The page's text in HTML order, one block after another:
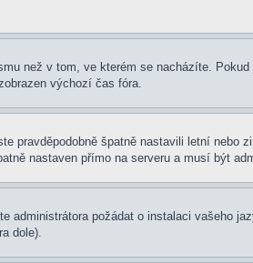
než v tom, ve kterém se nacházíte.
výchozí čas fóra.
špatně nastavili letní nebo
nastaven přímo na serveru a musí být
administrátora požádat o instalaci vašeho
dole).